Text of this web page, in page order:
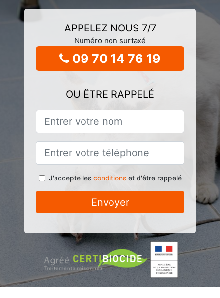
APPELEZ NOUS 7/7
Numéro non surtaxé
09 70 14 76 19
OU ÊTRE RAPPELÉ
J'accepte les conditionset d'être rappelé
Envoyer